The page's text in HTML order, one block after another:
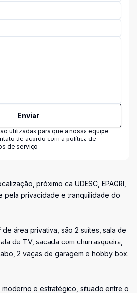
Enviar
utilizadas para que a nossa equipe
de acordo com a política de
de serviço
próximo da UDESC, EPAGRI,
pela privacidade e tranquilidade do
de área privativa, são 2 suítes, sala de
de TV, sacada com churrasqueira,
2 vagas de garagem e hobby box.
moderno e estratégico, situado entre o